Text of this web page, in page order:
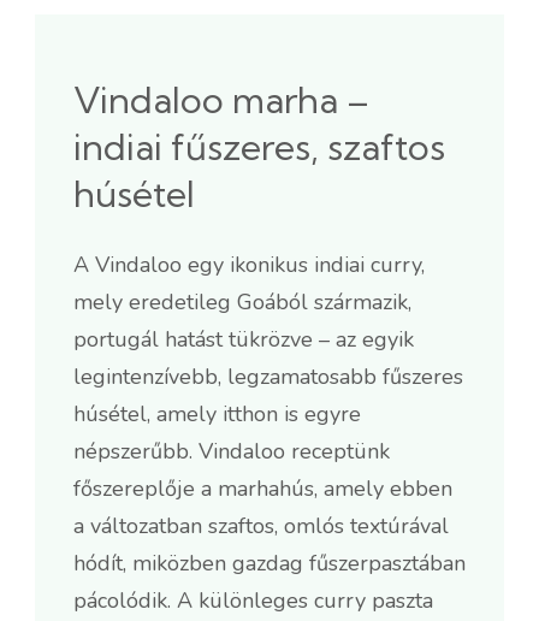
Vindaloo marha –
indiai fűszeres, szaftos
húsétel
A Vindaloo egy ikonikus indiai curry,
mely eredetileg Goából származik,
portugál hatást tükrözve – az egyik
legintenzívebb, legzamatosabb fűszeres
húsétel, amely itthon is egyre
népszerűbb. Vindaloo receptünk
főszereplője a marhahús, amely ebben
a változatban szaftos, omlós textúrával
hódít, miközben gazdag fűszerpasztában
pácolódik. A különleges curry paszta